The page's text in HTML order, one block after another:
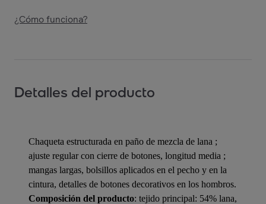
¿Cómo funciona?
Detalles del producto
Chaqueta estructurada en paño de mezcla de lana ;
ajuste regular con cierre de botones, longitud media ;
mangas largas, bolsillos aplicados en el pecho y en la
cintura, detalles de botones decorativos en los hombros.
Composición del producto: tejido principal: 54% lana,